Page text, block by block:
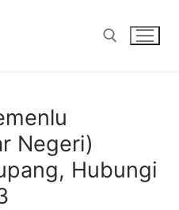
Negeri)
Hubungi